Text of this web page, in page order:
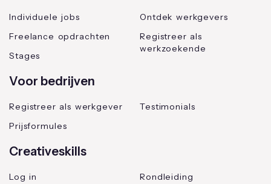
Individuele jobs
Freelance opdrachten
Stages
Ontdek werkgevers
Registreer als
werkzoekende
Voor bedrijven
Registreer als werkgever
Prijsformules
Testimonials
Creativeskills
Log in
Rondleiding